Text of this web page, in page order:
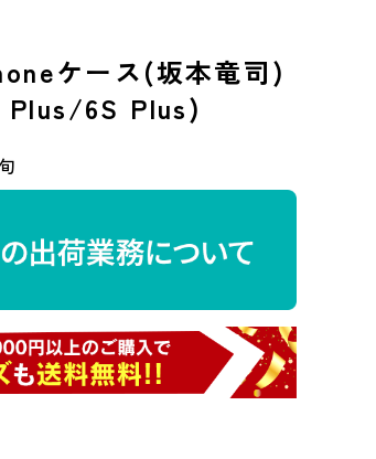
ケース(坂本竜司)
6S Plus)